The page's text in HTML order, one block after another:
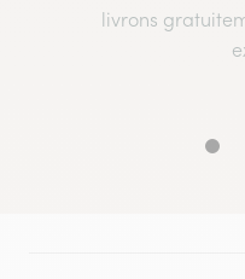
livrons